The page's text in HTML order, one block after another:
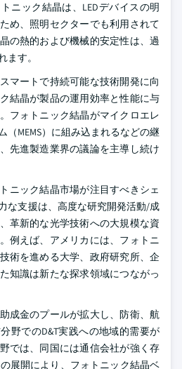
ニック結晶は、LEDデバイスの明
め、照明セクターでも利用されて
の熱的および機械的安定性は、過
ます。
マートで持続可能な技術開発に向
結晶が製品の運用効率と性能に与
フォトニック結晶がマイクロエレ
（MEMS）に組み込まれるなどの継
先進製造業界の議論を主導し続け
ニック結晶市場が注目すべきシェ
な支援は、高度な研究開発活動/成
革新的な光学技術への大規模な資
例えば、アメリカには、フォトニ
術を進める大学、政府研究所、企
知識は新たな探求領域につながっ
成金のプールが拡大し、防衛、航
野でのD&T実践への地域的需要が
では、同国には通信会社が強く存
展開により、フォトニック結晶ベ